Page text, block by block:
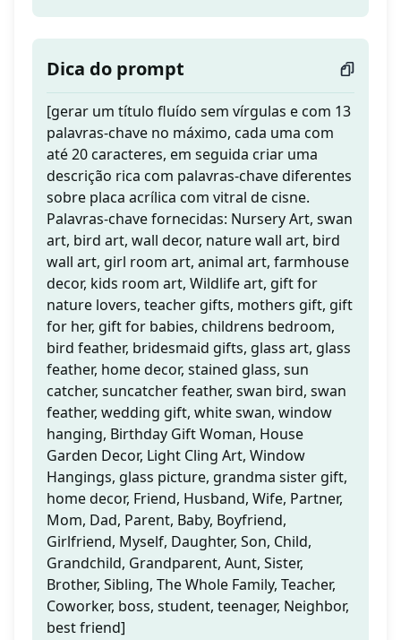
Dica do prompt
[gerar um título fluído sem vírgulas e com 13
palavras-chave no máximo, cada uma com
até 20 caracteres, em seguida criar uma
descrição rica com palavras-chave diferentes
sobre placa acrílica com vitral de cisne.
Palavras-chave fornecidas: Nursery Art, swan
art, bird art, wall decor, nature wall art, bird
wall art, girl room art, animal art, farmhouse
decor, kids room art, Wildlife art, gift for
nature lovers, teacher gifts, mothers gift, gift
for her, gift for babies, childrens bedroom,
bird feather, bridesmaid gifts, glass art, glass
feather, home decor, stained glass, sun
catcher, suncatcher feather, swan bird, swan
feather, wedding gift, white swan, window
hanging, Birthday Gift Woman, House
Garden Decor, Light Cling Art, Window
Hangings, glass picture, grandma sister gift,
home decor, Friend, Husband, Wife, Partner,
Mom, Dad, Parent, Baby, Boyfriend,
Girlfriend, Myself, Daughter, Son, Child,
Grandchild, Grandparent, Aunt, Sister,
Brother, Sibling, The Whole Family, Teacher,
Coworker, boss, student, teenager, Neighbor,
best friend]